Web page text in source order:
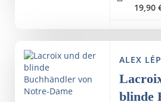
19,90
ALEX
blinde